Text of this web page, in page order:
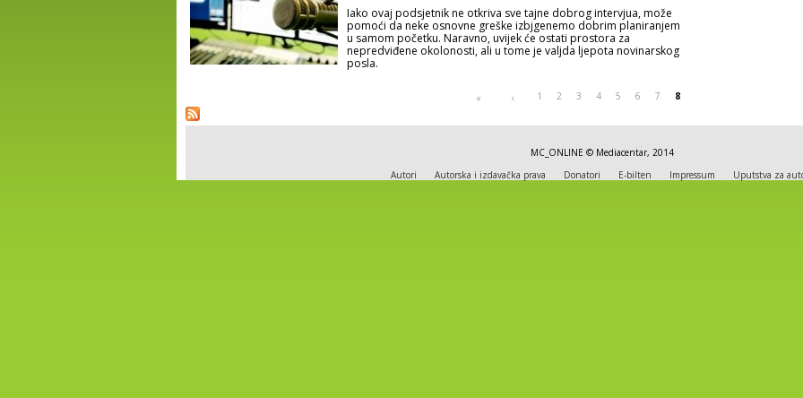
Iako ovaj podsjetnik ne otkriva sve tajne dobrog intervjua, može
pomoći da neke osnovne greške izbjgenemo dobrim planiranjem
u samom početku. Naravno, uvijek će ostati prostora za
nepredviđene okolonosti, ali u tome je valjda ljepota novinarskog
posla.
Pages « ‹ 1 2 3 4 5 6 7 8
MC_ONLINE © Mediacentar, 2014
Autori
Autorska i izdavačka prava Donatori E-bilten Impressum Uputstva za